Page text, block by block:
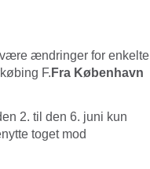
ændringer for enkelte
F. Fra København
2. til den 6. juni kun
toget mod